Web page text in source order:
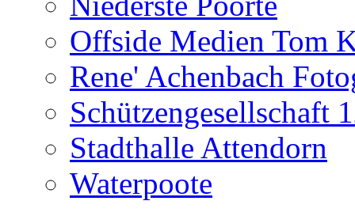
Offside Medien Tom
Rene' Achenbach
Schützengesellschaft
Stadthalle Attendorn
Waterpoote